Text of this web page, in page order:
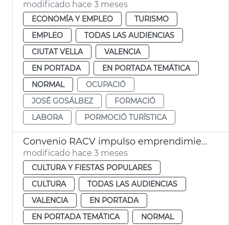
modificado hace 3 meses
ECONOMÍA Y EMPLEO
TURISMO
EMPLEO
TODAS LAS AUDIENCIAS
CIUTAT VELLA
VALENCIA
EN PORTADA
EN PORTADA TEMÁTICA
NORMAL
OCUPACIÓ
JOSÉ GOSÁLBEZ
FORMACIÓ
LABORA
PORMOCIÓ TURÍSTICA
Convenio RACV impulso emprendimiento valenciano
modificado hace 3 meses
CULTURA Y FIESTAS POPULARES
CULTURA
TODAS LAS AUDIENCIAS
VALENCIA
EN PORTADA
EN PORTADA TEMÁTICA
NORMAL